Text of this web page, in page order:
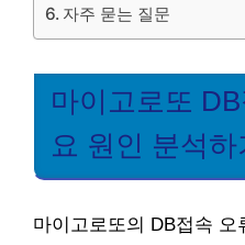
자주 묻는 질문
마이고로또
요 원인 분석하
마이고로또의 DB접속